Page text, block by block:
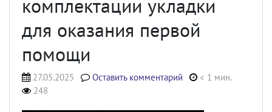
комплектации укладки
для оказания первой
помощи
27.05.2025 Оставить комментарий
< 1 мин.
248